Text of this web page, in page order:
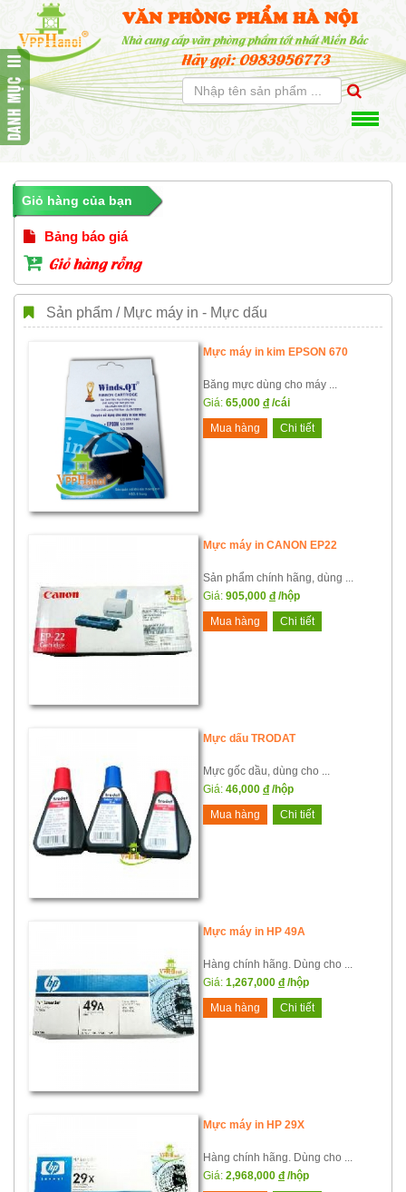
VĂN PHÒNG PHẨM HÀ NỘI
Nhà cung cấp văn phòng phẩm tốt nhất Miền Bắc
Hãy gọi: 0983956773
Giỏ hàng của bạn
Bảng báo giá
Giỏ hàng rỗng
Sản phẩm / Mực máy in - Mực dấu
Mực máy in kim EPSON 670
Băng mực dùng cho máy ...
Giá: 65,000 đ /cái
Mua hàng
Chi tiết
Mực máy in CANON EP22
Sản phẩm chính hãng, dùng ...
Giá: 905,000 đ /hộp
Mua hàng
Chi tiết
Mực dấu TRODAT
Mực gốc dầu, dùng cho ...
Giá: 46,000 đ /hộp
Mua hàng
Chi tiết
Mực máy in HP 49A
Hàng chính hãng. Dùng cho ...
Giá: 1,267,000 đ /hộp
Mua hàng
Chi tiết
Mực máy in HP 29X
Hàng chính hãng. Dùng cho ...
Giá: 2,968,000 đ /hộp